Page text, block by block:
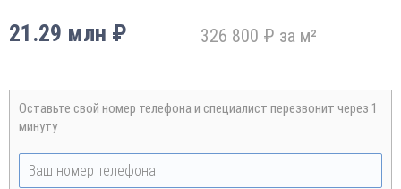
21.29 млн ₽ 326 800 ₽ за м²
Оставьте свой номер телефона и специалист перезвонит через 1
минуту